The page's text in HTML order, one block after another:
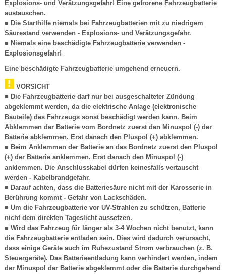
Explosions- und Verätzungsgefahr! Eine gefrorene Fahrzeugbatterie
austauschen.
■ Die Starthilfe niemals bei Fahrzeugbatterien mit zu niedrigem
Säurestand verwenden - Explosions- und Verätzungsgefahr.
■ Niemals eine beschädigte Fahrzeugbatterie verwenden -
Explosionsgefahr!
Eine beschädigte Fahrzeugbatterie umgehend erneuern.
VORSICHT
■ Die Fahrzeugbatterie darf nur bei ausgeschalteter Zündung
abgeklemmt werden, da die elektrische Anlage (elektronische
Bauteile) des Fahrzeugs sonst beschädigt werden kann. Beim
Abklemmen der Batterie vom Bordnetz zuerst den Minuspol (-) der
Batterie abklemmen. Erst danach den Pluspol (+) abklemmen.
■ Beim Anklemmen der Batterie an das Bordnetz zuerst den Pluspol
(+) der Batterie anklemmen. Erst danach den Minuspol (-)
anklemmen. Die Anschlusskabel dürfen keinesfalls vertauscht
werden - Kabelbrandgefahr.
■ Darauf achten, dass die Batteriesäure nicht mit der Karosserie in
Berührung kommt - Gefahr von Lackschäden.
■ Um die Fahrzeugbatterie vor UV-Strahlen zu schützen, Batterie
nicht dem direkten Tageslicht aussetzen.
■ Wird das Fahrzeug für länger als 3-4 Wochen nicht benutzt, kann
die Fahrzeugbatterie entladen sein. Dies wird dadurch verursacht,
dass einige Geräte auch im Ruhezustand Strom verbrauchen (z. B.
Steuergeräte). Das Batterieentladung kann verhindert werden, indem
der Minuspol der Batterie abgeklemmt oder die Batterie durchgehend